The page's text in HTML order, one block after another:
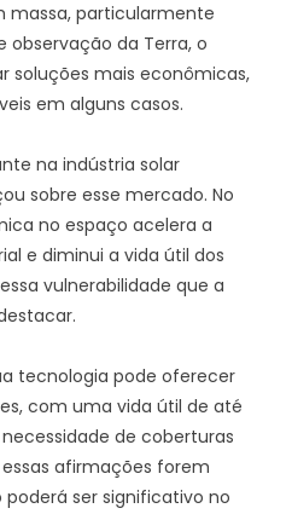
massa, particularmente
da Terra, o
soluções mais econômicas,
em alguns casos.
na indústria solar
sobre esse mercado. No
no espaço acelera a
e diminui a vida útil dos
vulnerabilidade que a
tecnologia pode oferecer
com uma vida útil de até
de coberturas
afirmações forem
ser significativo no